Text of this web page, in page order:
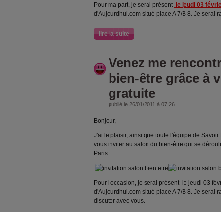
Pour ma part, je serai présent
le jeudi 03
d'Aujourdhui.com situé place A 7/B 8. Je serai
lire la suite
Venez me
bien-être grâce à
gratuite
publié le 26/01/2011 à 07:26
Bonjour,
J'ai le plaisir, ainsi que toute l'équipe de
vous inviter au salon du bien-être qui se
Paris.
Pour l'occasion, je serai présent le jeudi 03
d'Aujourdhui.com situé place A 7/B 8. Je serai
discuter avec vous.